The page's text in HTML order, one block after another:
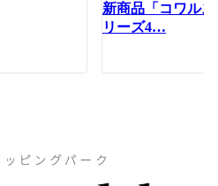
新商品「コワル
リーズ4…